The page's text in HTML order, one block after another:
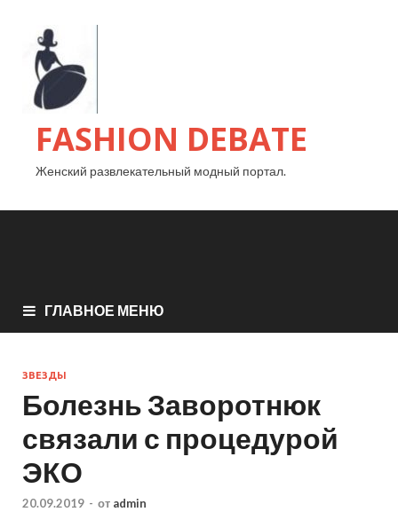
FASHION DEBATE
Женский развлекательный модный портал.
ГЛАВНОЕ МЕНЮ
ЗВЕЗДЫ
Болезнь Заворотнюк
связали с процедурой
ЭКО
20.09.2019 - от admin